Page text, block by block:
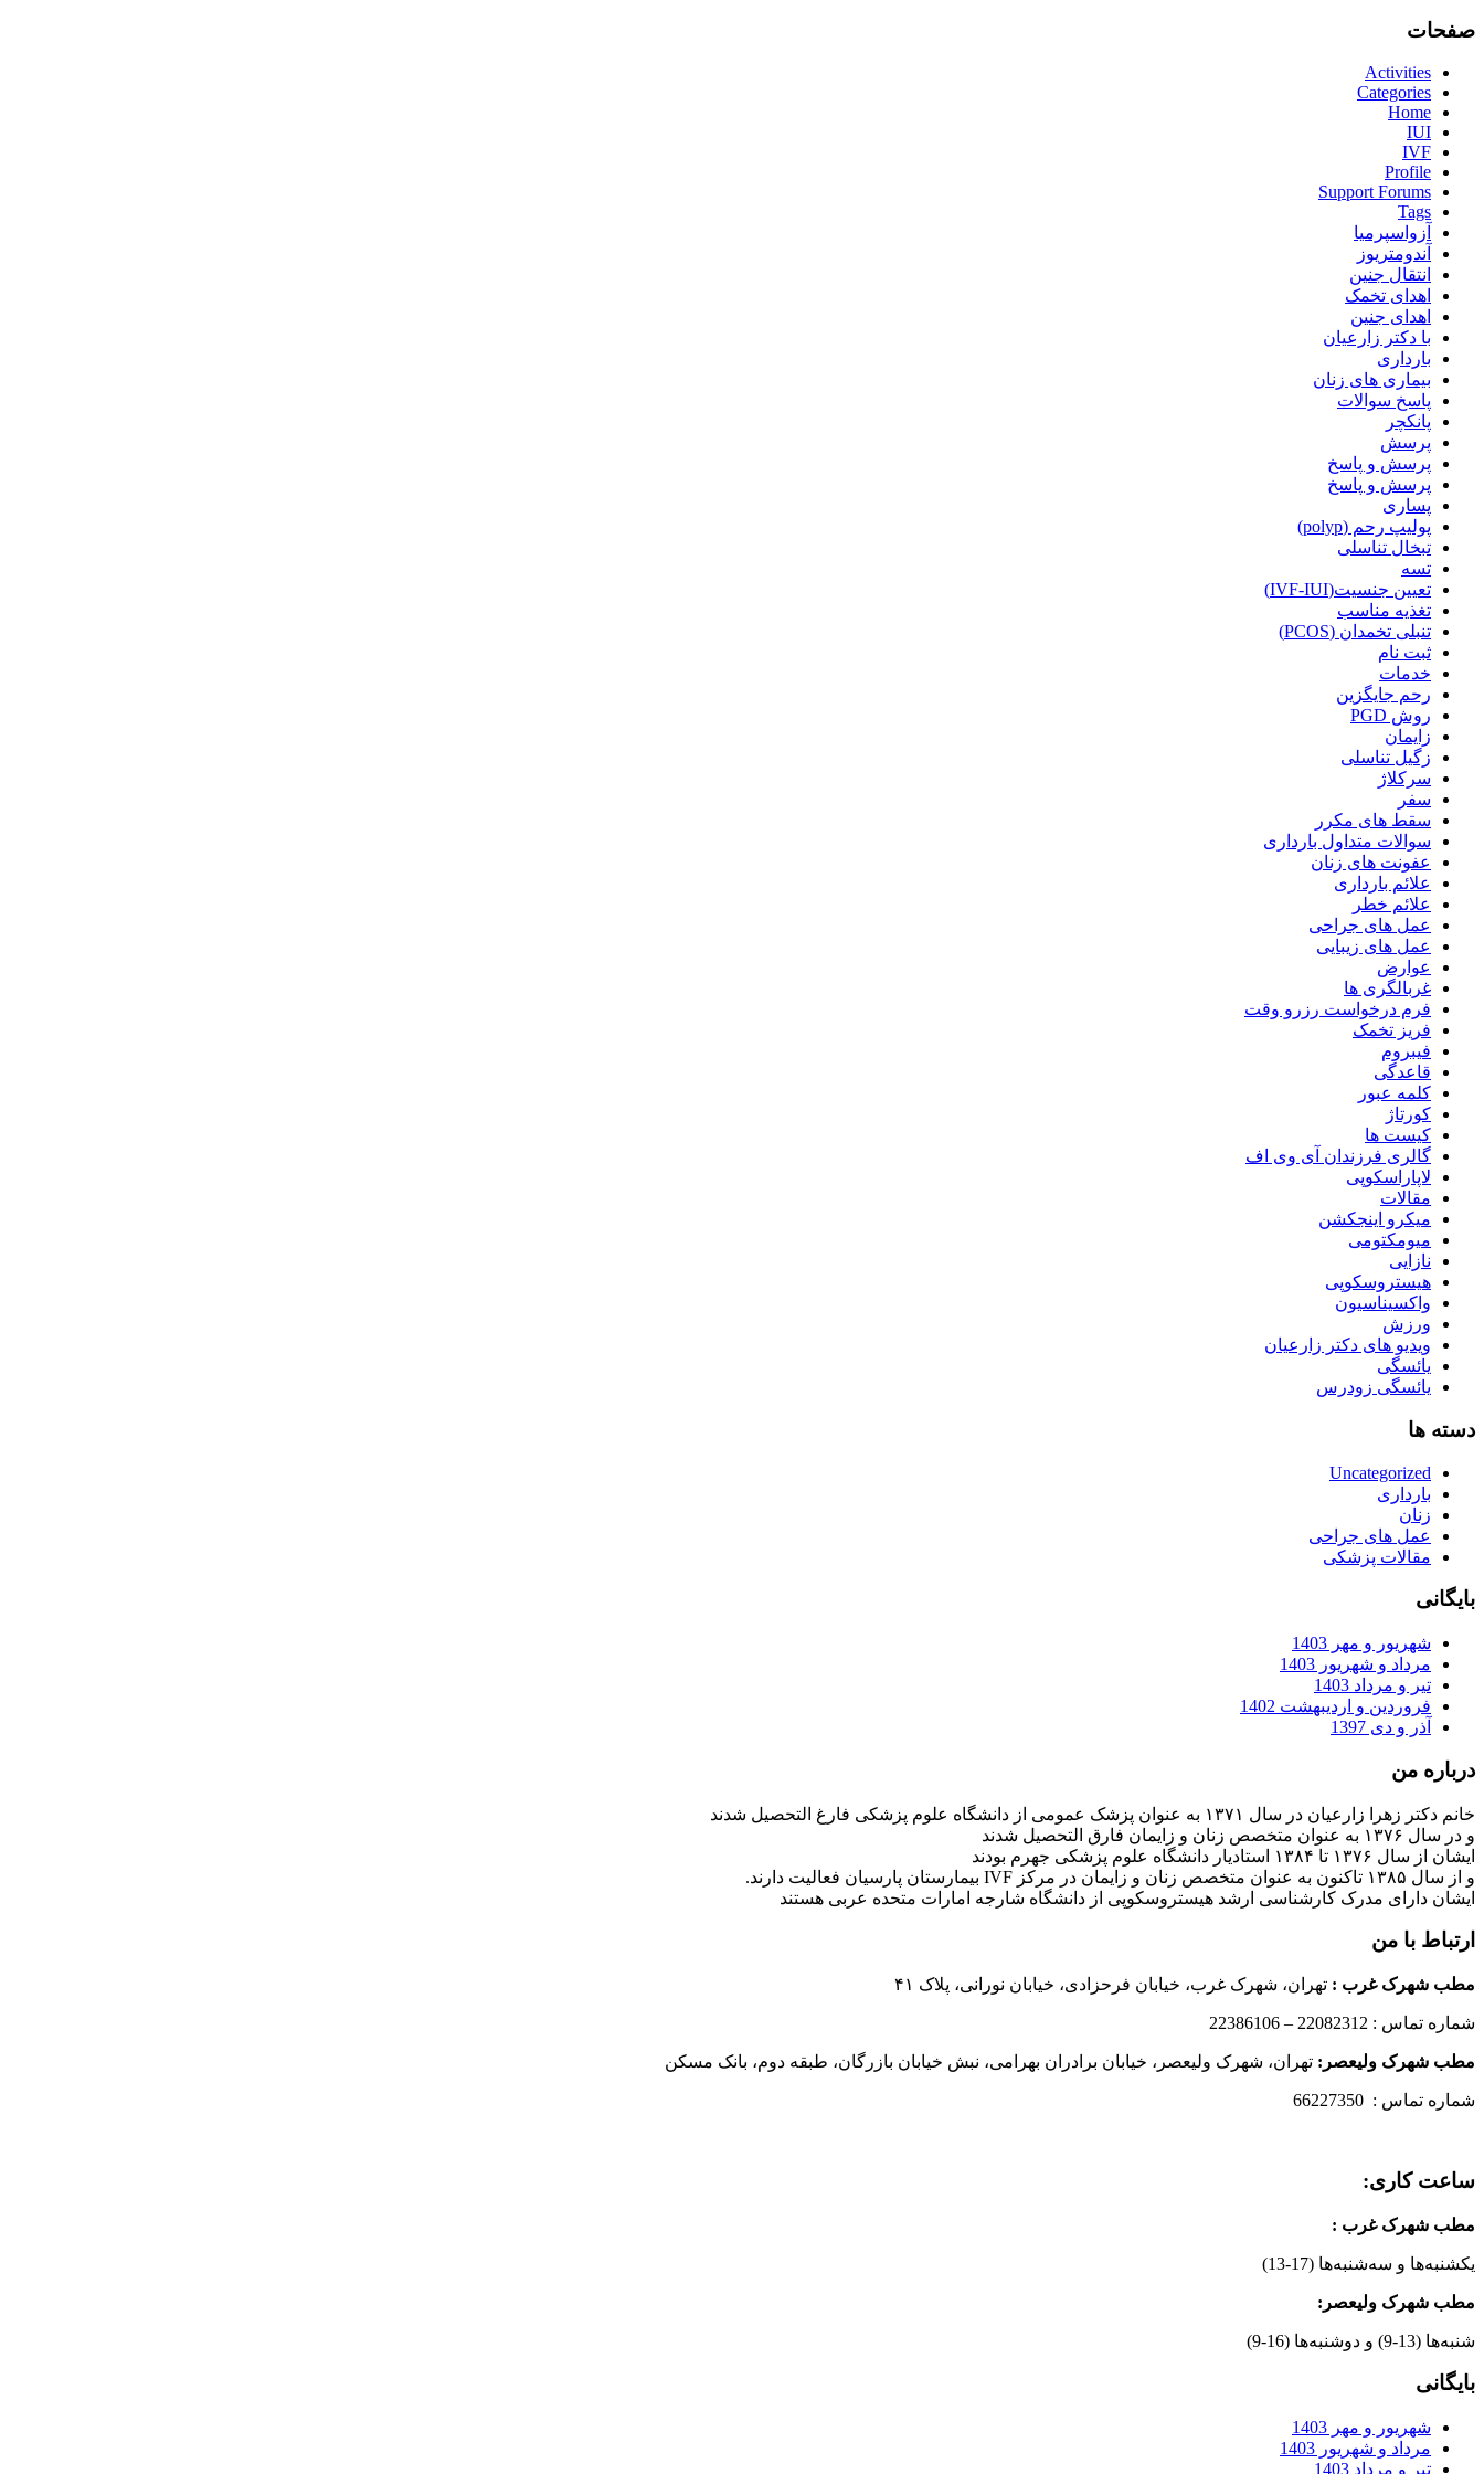
صفحات
Activities
Categories
Home
IUI
IVF
Profile
Support Forums
Tags
آزواسپرمیا
آندومتریوز
انتقال جنین
اهدای تخمک
اهدای جنین
با دکتر زارعیان
بارداری
بیماری های زنان
پاسخ سوالات
پانکچر
پرسش
پرسش و پاسخ
پرسش و پاسخ
پساری
پولیپ رحم (polyp)
تبخال تناسلی
تسه
تعیین جنسیت(IVF-IUI)
تغذیه مناسب
تنبلی تخمدان (PCOS)
ثبت نام
خدمات
رحم جایگزین
روش PGD
زایمان
زگیل تناسلی
سرکلاژ
سفر
سقط های مکرر
سوالات متداول بارداری
عفونت های زنان
علائم بارداری
علائم خطر
عمل های جراحی
عمل های زیبایی
عوارض
غربالگری ها
فرم درخواست رزرو وقت
فریز تخمک
فیبروم
قاعدگی
کلمه عبور
کورتاژ
کیست ها
گالری فرزندان آی وی اف
لاپاراسکوپی
مقالات
میکرو اینجکشن
میومکتومی
نازایی
هیستروسکوپی
واکسیناسیون
ورزش
ویدیو های دکتر زارعیان
یائسگی
یائسگی زودرس
دسته ها
Uncategorized
بارداری
زنان
عمل های جراحی
مقالات پزشکی
بایگانی
شهریور و مهر 1403
مرداد و شهریور 1403
تیر و مرداد 1403
فروردین و اردیبهشت 1402
آذر و دی 1397
درباره من
خانم دکتر زهرا زارعیان در سال ۱۳۷۱ به عنوان پزشک عمومی از دانشگاه علوم پزشکی فارغ التحصیل شدند
و در سال ۱۳۷۶ به عنوان متخصص زنان و زایمان فارق التحصیل شدند
ایشان از سال ۱۳۷۶ تا ۱۳۸۴ استادیار دانشگاه علوم پزشکی جهرم بودند
و از سال ۱۳۸۵ تاکنون به عنوان متخصص زنان و زایمان در مرکز IVF بیمارستان پارسیان فعالیت دارند.
ایشان دارای مدرک کارشناسی ارشد هیستروسکوپی از دانشگاه شارجه امارات متحده عربی هستند
ارتباط با من
مطب شهرک غرب : تهران، شهرک غرب، خیابان فرحزادی، خیابان نورانی، پلاک ۴۱
شماره تماس : 22082312 – 22386106
مطب شهرک ولیعصر: تهران، شهرک ولیعصر، خیابان برادران بهرامی، نبش خیابان بازرگان، طبقه دوم، بانک مسکن
شماره تماس : 66227350
ساعت کاری:
مطب شهرک غرب :
یکشنبه‌ها و سه‌شنبه‌ها (17-13)
مطب شهرک ولیعصر:
شنبه‌ها (13-9) و دوشنبه‌ها (16-9)
بایگانی
شهریور و مهر 1403
مرداد و شهریور 1403
تیر و مرداد 1403